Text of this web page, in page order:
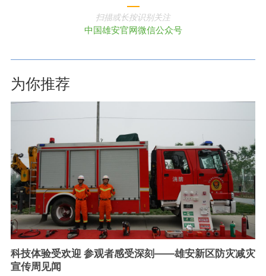
扫描或长按识别关注
中国雄安官网微信公众号
为你推荐
科技体验受欢迎 参观者感受深刻——雄安新区防灾减灾
宣传周见闻